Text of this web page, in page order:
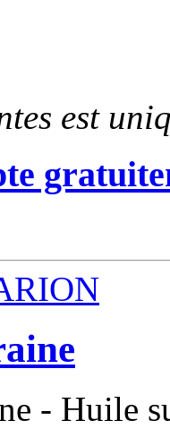
est
- Huile